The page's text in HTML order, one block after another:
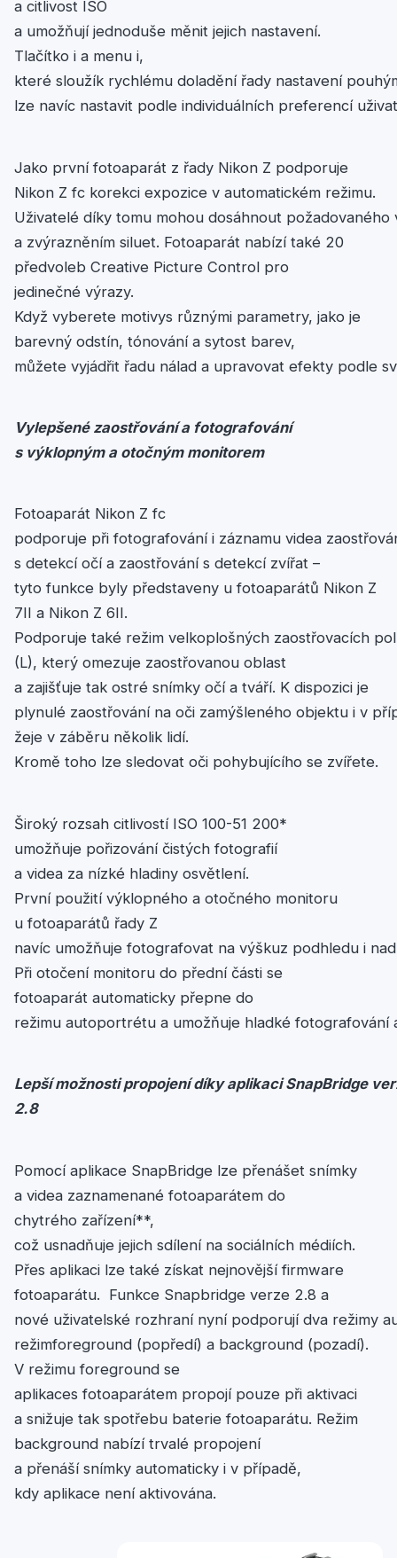
a citlivost ISO
a umožňují jednoduše měnit jejich nastavení.
Tlačítko i a menu i,
které sloužík rychlému doladění řady nastavení
lze navíc nastavit podle individuálních preferencí
Jako první fotoaparát z řady Nikon Z podporuje
Nikon Z fc korekci expozice v automatickém režimu.
Uživatelé díky tomu mohou dosáhnout
a zvýrazněním siluet. Fotoaparát nabízí také 20
předvoleb Creative Picture Control pro
jedinečné výrazy.
Když vyberete motivys různými parametry, jako je
barevný odstín, tónování a sytost barev,
můžete vyjádřit řadu nálad a upravovat efekty podle
Vylepšené zaostřovánía fotografování
s výklopným a otočným monitorem
Fotoaparát Nikon Z fc
podporuje při fotografování i záznamu videa
s detekcí očí a zaostřování s detekcí zvířat –
tyto funkce byly představeny u fotoaparátů Nikon Z
7II a Nikon Z 6II.
Podporuje také režim velkoplošných zaostřovacích
(L), který omezuje zaostřovanou oblast
a zajišťuje tak ostré snímky očí a tváří. K dispozici je
plynulé zaostřování na oči zamýšleného objektu i v
žeje v záběru několik lidí.
Kromě toho lze sledovat oči pohybujícího se zvířete.
Široký rozsah citlivostí ISO 100-51 200*
umožňuje pořizování čistých fotografií
a videa za nízké hladiny osvětlení.
První použití výklopného a otočného monitoru
u fotoaparátů řady Z
navíc umožňuje fotografovat na výškuz podhledu i
Při otočení monitoru do přední části se
fotoaparát automaticky přepne do
režimu autoportrétu a umožňuje hladké
Lepší možnosti propojení díky aplikaci SnapBridge
2.8
Pomocí aplikace SnapBridge lze přenášet snímky
a videa zaznamenané fotoaparátem do
chytrého zařízení**,
což usnadňuje jejich sdílení na sociálních médiích.
Přes aplikaci lze také získat nejnovější firmware
fotoaparátu. Funkce Snapbridge verze 2.8 a
nové uživatelské rozhraní nyní podporují dva režimy
režimforeground (popředí) a background (pozadí).
V režimu foreground se
aplikaces fotoaparátem propojí pouze při aktivaci
a snižuje tak spotřebu baterie fotoaparátu. Režim
background nabízí trvalé propojení
a přenáší snímky automaticky i v případě,
kdy aplikace není aktivována.